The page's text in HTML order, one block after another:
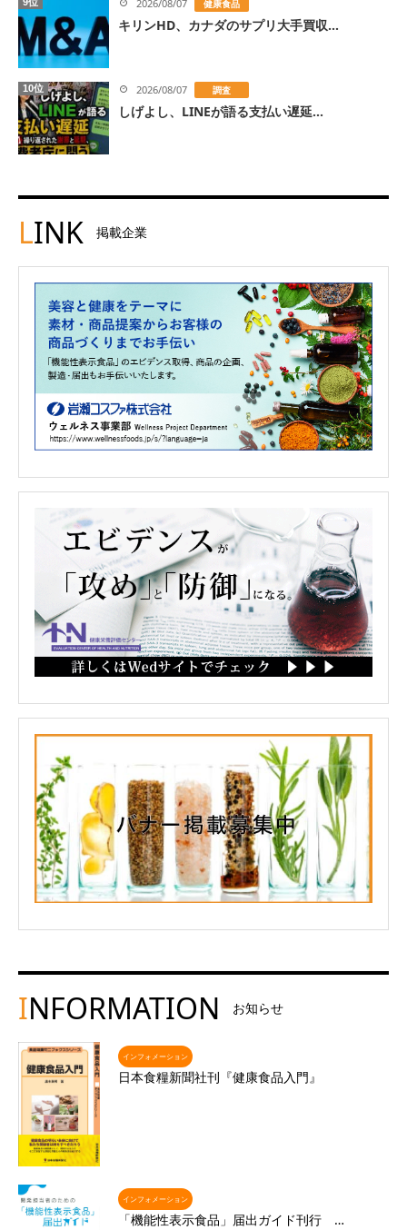
2026/08/07 健康食品
キリンHD、カナダのサプリ大手買収...
10位 2026/08/07 調査
しげよし、LINEが語る支払い遅延...
LINK 掲載企業
INFORMATION お知らせ
インフォメーション
日本食糧新聞社刊『健康食品入門』
インフォメーション
「機能性表示食品」届出ガイド刊行 …